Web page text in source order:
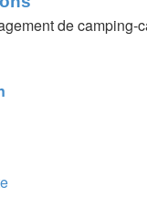
de camping-